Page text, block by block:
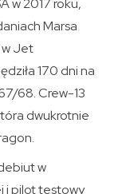
w 2017 roku,
Marsa
w Jet
170 dni na
68. Crew-13
dwukrotnie
w
i pilot testowy